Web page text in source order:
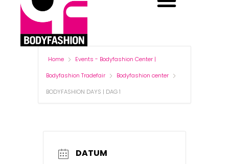
Home
Events - Bodyfashion Center |
Bodyfashion Tradefair
Bodyfashion center
BODYFASHION DAYS | DAG 1
DATUM